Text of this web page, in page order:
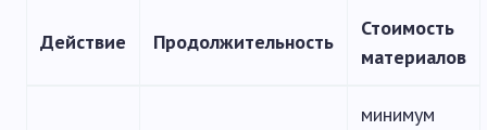
Действие Продолжительность
Стоимость
материалов
минимум